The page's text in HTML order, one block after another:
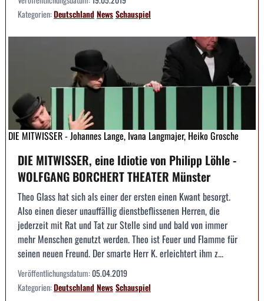
Kategorien:DeutschlandNewsSchauspiel
DIE MITWISSER - Johannes Lange, Ivana Langmajer, Heiko Grosche
DIE MITWISSER, eine Idiotie von Philipp Löhle -
WOLFGANG BORCHERT THEATER Münster
Theo Glass hat sich als einer der ersten einen Kwant besorgt.
Also einen dieser unauffällig dienstbeflissenen Herren, die
jederzeit mit Rat und Tat zur Stelle sind und bald von immer
mehr Menschen genutzt werden. Theo ist Feuer und Flamme für
seinen neuen Freund. Der smarte Herr K. erleichtert ihm z...
Veröffentlichungsdatum:05.04.2019
Kategorien:DeutschlandNewsSchauspiel